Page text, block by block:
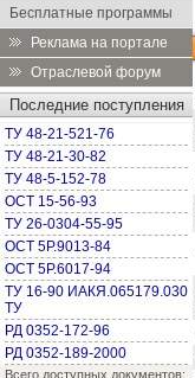
Бесплатные программы
Реклама на портале
Отраслевой форум
Последние поступления
ТУ 48-21-521-76
ТУ 48-21-30-82
ТУ 48-5-152-78
ОСТ 15-56-93
ТУ 26-0304-55-95
ОСТ 5Р.9013-84
ОСТ 5Р.6017-94
ТУ 16-90 ИАКЯ.065179.030
ТУ
РД 0352-172-96
РД 0352-189-2000
Всего доступных документов: